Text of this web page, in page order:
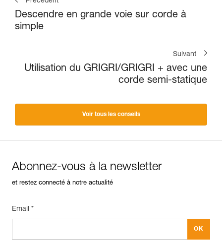
Descendre en grande voie sur corde à
simple
Suivant
Utilisation du GRIGRI/GRIGRI + avec une
corde semi-statique
Voir tous les conseils
Abonnez-vous à la newsletter
et restez connecté à notre actualité
Email *